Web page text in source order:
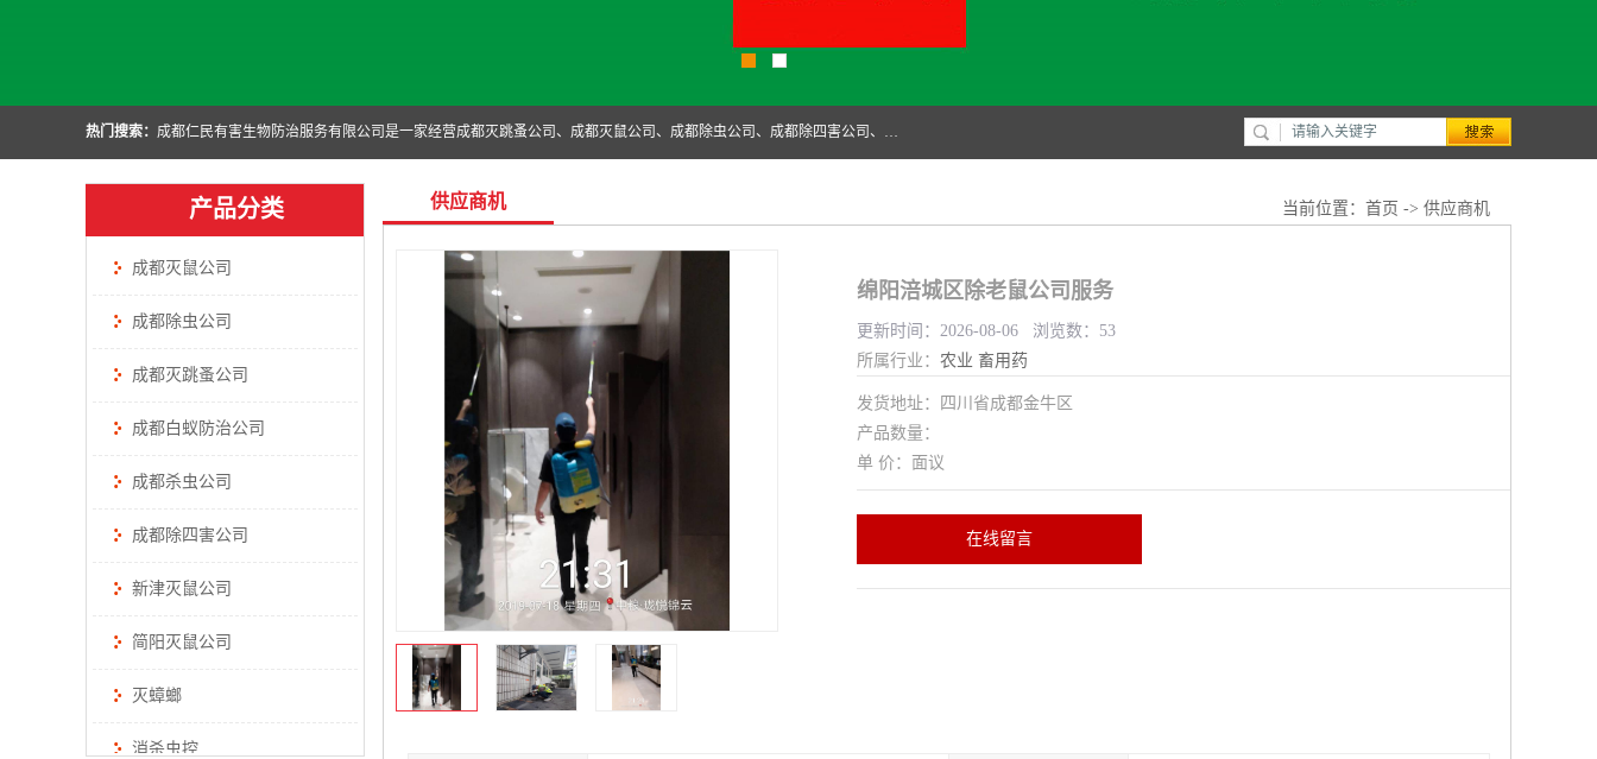
热门搜索： 成都仁民有害生物防治服务有限公司是一家经营成都灭跳蚤公司、成都灭鼠公司、成都除虫公司、成都除四害公司、成都白蚁防治公司、成都杀虫公司等。业务覆盖：青白江、郫县、简阳、金堂、乐山、眉山、绵阳、彭州等区域。 由于我们的专业技术和服务态度得到了肯定、 目前公司已经与省内外的多个金 融企业、高端写字楼、星级酒 店、宾馆餐饮企业、学校、制造生产企业、物业小区建立了长期友好的合作关系。
产品分类
成都灭鼠公司
成都除虫公司
成都灭跳蚤公司
成都白蚁防治公司
成都杀虫公司
成都除四害公司
新津灭鼠公司
简阳灭鼠公司
灭蟑螂
消杀虫控
供应商机 当前位置： 首页 -> 供应商机
绵阳涪城区除老鼠公司服务
更新时间：2026-08-06 浏览数：53
所属行业： 农业 畜用药
发货地址：四川省成都金牛区
产品数量：
单 价：面议
在线留言